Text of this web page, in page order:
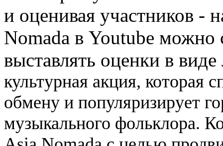
и оценивая участников -
Nomada в Youtube можно
выставлять оценки в
культурная акция, которая
обмену и популяризирует
музыкального фольклора.